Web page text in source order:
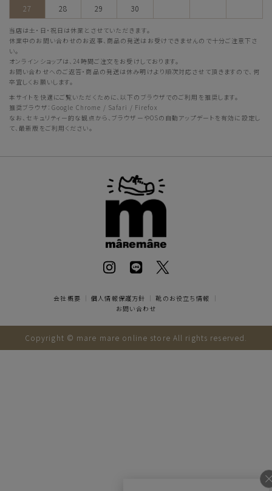
27
28 29 30
当店は土・日・祝日は休業とさせていただきます。
休業中のお問い合わせのお返事、商品の発送はお受けできませんので十分ご注意下さ
い。
オンラインショップは、24時間ご注文をお受けしております。
お問い合わせへのご返答・商品の発送は休み明けより順次対応させて頂きますので、何
卒宜しくお願いします。
本サイトを快適にご覧いただくために、以下のブラウザでのご利用を推奨します。
推奨ブラウザ：Google Chrome / Safari / Firefox
なお、セキュリティー的な観点から、ブラウザーやOSの自動アップデートを有効に設定し
て、最新版をご利用ください。
会社概要 ｜個人情報保護方針 ｜靴のお役立ち情報
｜
お問い合わせ
Copyright © mare mare online store All rights reserved.